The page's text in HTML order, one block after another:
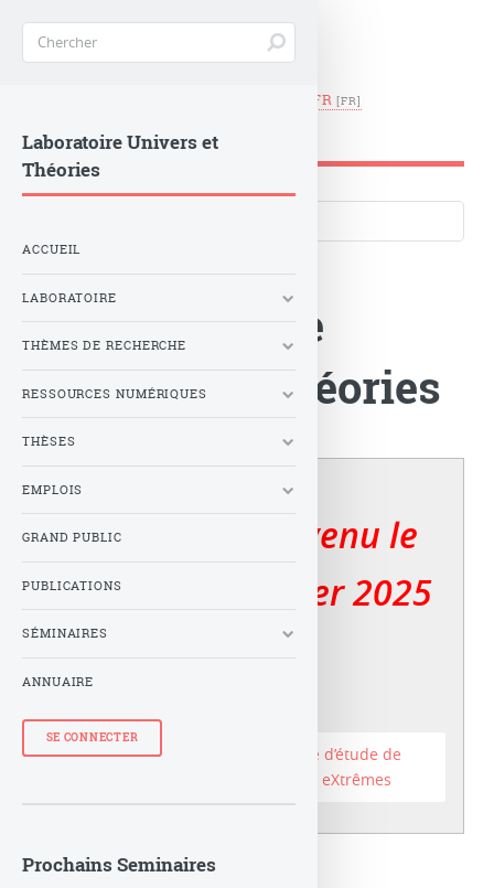
Observatoire de Paris
FR
Langues du site
Le Laboratoire
Univers et Théories
Le LuTh est devenu le
Lux au 1
janvier 2025
Accéder au site du Laboratoire d’étude de
l’Univers et des phénomènes eXtrêmes
Laboratoire Univers et
Théories
ACCUEIL
LABORATOIRE
THÈMES DE RECHERCHE
RESSOURCES NUMÉRIQUES
THÈSES
EMPLOIS
GRAND PUBLIC
PUBLICATIONS
SÉMINAIRES
ANNUAIRE
SE CONNECTER
Prochains Seminaires